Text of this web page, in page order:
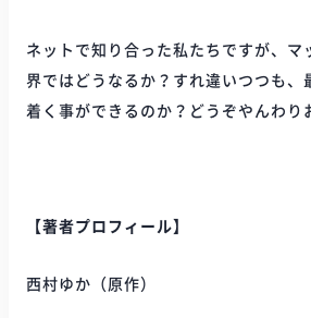
ネットで知り合った私たちですが、マ
界ではどうなるか？すれ違いつつも、
着く事ができるのか？どうぞやんわり
【著者プロフィール】
西村ゆか（原作）